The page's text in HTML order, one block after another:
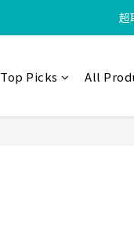
【8月超
【加入樂友享優惠‼️】
【8月
Top Picks All